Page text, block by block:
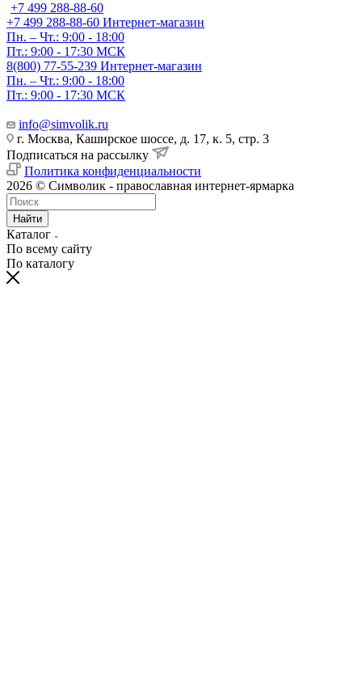
+7 499 288-88-60
+7 499 288-88-60 Интернет-магазин
Пн. – Чт.: 9:00 - 18:00
Пт.: 9:00 - 17:30 МСК
8(800) 77-55-239 Интернет-магазин
Пн. – Чт.: 9:00 - 18:00
Пт.: 9:00 - 17:30 МСК
info@simvolik.ru
г. Москва, Каширское шоссе, д. 17, к. 5, стр. 3
Подписаться на рассылку
Политика конфиденциальности
2026 © Символик - православная интернет-ярмарка
Найти
Каталог
По всему сайту
По каталогу